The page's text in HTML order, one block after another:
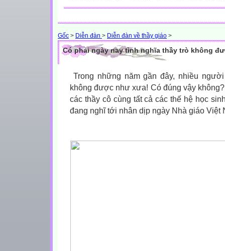
Gốc > Diễn đàn > Diễn đàn về thầy giáo >
Có phải ngày nay tình nghĩa thầy trò không
Trong những năm gần đây, nhiều
không được như xưa! Có đúng vậy không?
các thầy cô cùng tất cả các thế hệ học
đang nghĩ tới nhân dịp ngày Nhà giáo Việt